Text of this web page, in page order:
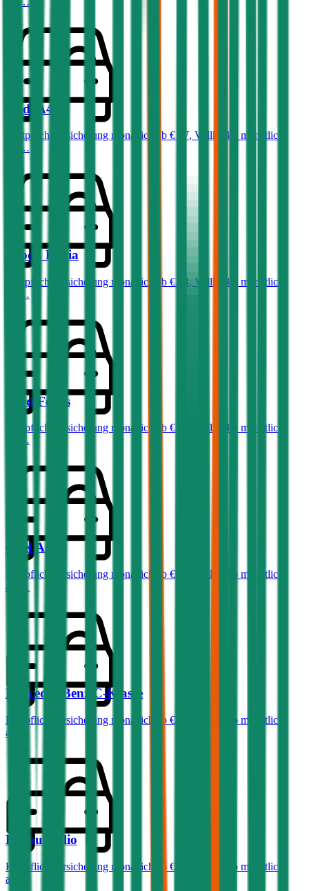
Audi A4
Haftpflichtversicherung monatlich ab € 87, Vollkasko monatlich
ab …
Skoda Fabia
Haftpflichtversicherung monatlich ab € 34, Vollkasko monatlich
ab …
Ford Focus
Haftpflichtversicherung monatlich ab € 32
Vollkasko monatlich
ab …
Opel Astra
Haftpflichtversicherung monatlich ab € 36
Vollkasko monatlich
ab …
Mercedes-Benz C-Klasse
Haftpflichtversicherung monatlich ab € 99
Vollkasko monatlich
ab …
Renault Clio
Haftpflichtversicherung monatlich ab € 30
Vollkasko monatlich
ab …